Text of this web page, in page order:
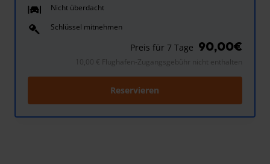
Nicht überdacht
Schlüssel mitnehmen
Preis für 7 Tage 90,00€
10,00 € Flughafen-Zugangsgebühr nicht enthalten
Reservieren